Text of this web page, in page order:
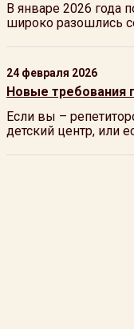
В январе 2026 года
широко разошлись
24 февраля 2026
Новые требования
Если вы –
детский центр, или